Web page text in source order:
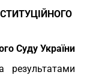
Суду України
результатами